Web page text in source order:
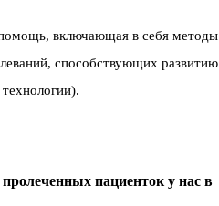
помощь, включающая в себя методы
способствующих развитию
пациенток у нас в